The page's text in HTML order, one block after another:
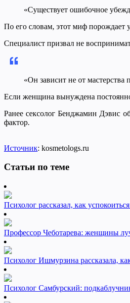
«Существует ошибочное
По его словам, этот миф порождает
Специалист призвал не
«Он зависит не от мастерства
Если женщина вынуждена постоянно
Ранее сексолог Бенджамин Дэвис
фактор.
Источник: kosmetologs.ru
Статьи по теме
Психолог рассказал, как
Профессор Чеботарева: женщины
Психолог Ишмурзина рассказала,
Психолог Самбурский: